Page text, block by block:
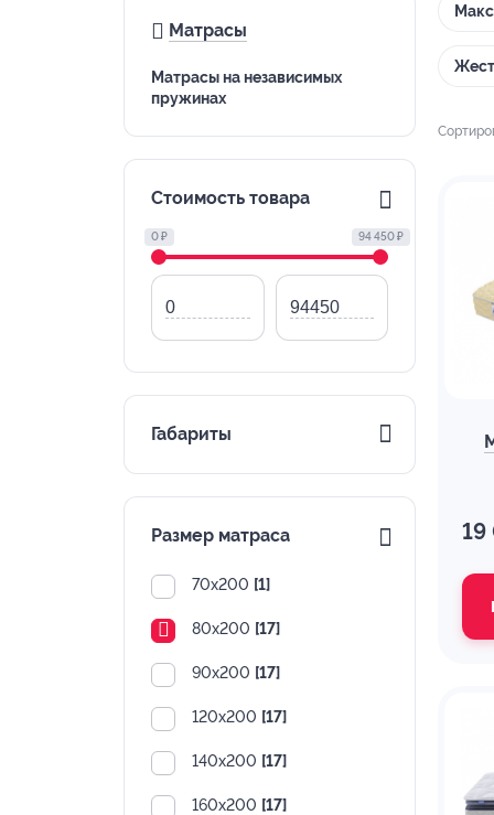
Матрасы
Матрасы на независимых
пружинах
Стоимость товара
0 ₽ 94 450 ₽
Габариты
Размер матраса
70х200 [1]
80х200 [17]
90х200 [17]
120х200 [17]
140х200 [17]
160х200 [17]
19